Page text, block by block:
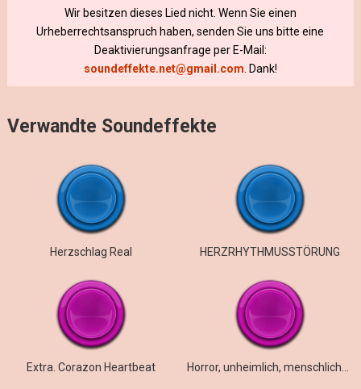
Wir besitzen dieses Lied nicht. Wenn Sie einen
Urheberrechtsanspruch haben, senden Sie uns bitte eine
Deaktivierungsanfrage per E-Mail:
soundeffekte.net@gmail.com . Dank!
Verwandte Soundeffekte
Herzschlag Real HERZRHYTHMUSSTÖRUNG
Extra. Corazon Heartbeat